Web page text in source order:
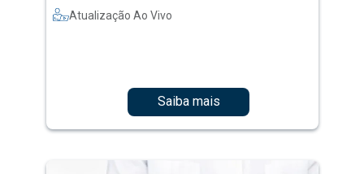
Atualização Ao Vivo
Saiba mais